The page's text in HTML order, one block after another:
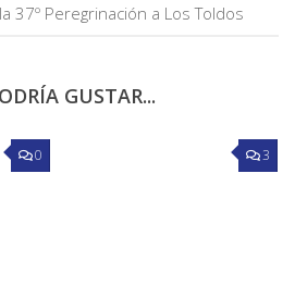
37º Peregrinación a Los Toldos
GUSTAR...
0 3